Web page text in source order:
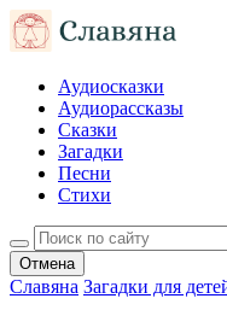
Аудиосказки
Аудиорассказы
Сказки
Загадки
Песни
Стихи
Отмена
Славяна Загадки для